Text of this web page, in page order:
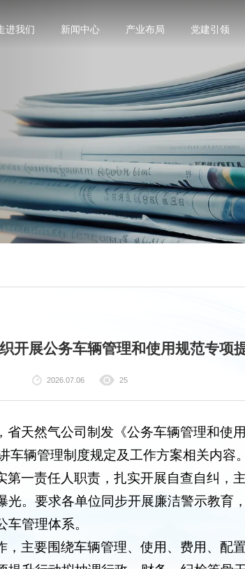
进我们 新闻中心 产业布局 党建引领
开展公务车辆管理和使用规范专项
2026.07.06 25
天然气公司制发《公务车辆管理和使
辆管理制度规定及工作方案相关内容。
一责任人职责，扎实开展自查自纠，
。要求各单位同步开展廉洁警示教育
管理体系。
主要围绕车辆管理、使用、费用、配